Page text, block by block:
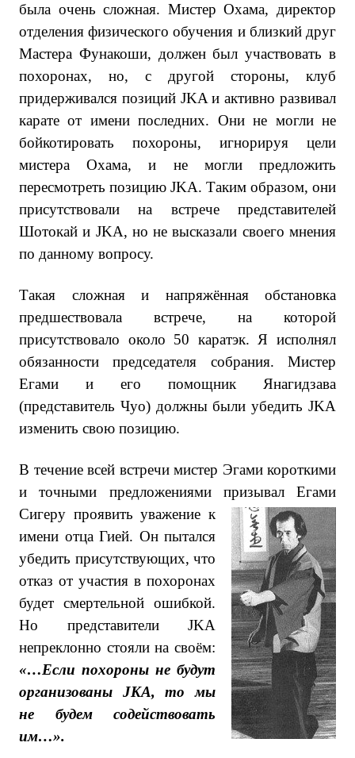
была очень сложная. Мистер Охама, директор
отделения физического обучения и близкий друг
Мастера Фунакоши, должен был участвовать в
похоронах, но, с другой стороны, клуб
придерживался позиций JKA и активно развивал
карате от имени последних. Они не могли не
бойкотировать похороны, игнорируя цели
мистера Охама, и не могли предложить
пересмотреть позицию JKA. Таким образом, они
присутствовали на встрече представителей
Шотокай и JKA, но не высказали своего мнения
по данному вопросу.
Такая сложная и напряжённая обстановка
предшествовала встрече, на которой
присутствовало около 50 каратэк. Я исполнял
обязанности председателя собрания. Мистер
Егами и его помощник Янагидзава
(представитель Чуо) должны были убедить JKA
изменить свою позицию.
В течение всей встречи мистер Эгами короткими
и точными предложениями призывал Егами
Сигеру проявить уважение к
имени отца Гией. Он пытался
убедить присутствующих, что
отказ от участия в похоронах
будет смертельной ошибкой.
Но представители JKA
непреклонно стояли на своём:
«…Если похороны не будут
организованы JKA, то мы
не будем содействовать
им…».